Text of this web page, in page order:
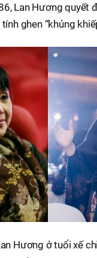
Lan Hương quyết
ghen “khủng
Hương ở tuổi xế